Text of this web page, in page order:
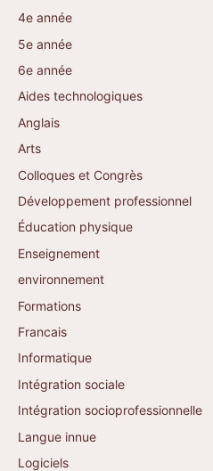
4e année
5e année
6e année
Aides technologiques
Anglais
Arts
Colloques et Congrès
Développement professionnel
Éducation physique
Enseignement
environnement
Formations
Francais
Informatique
Intégration sociale
Intégration socioprofessionnelle
Langue innue
Logiciels